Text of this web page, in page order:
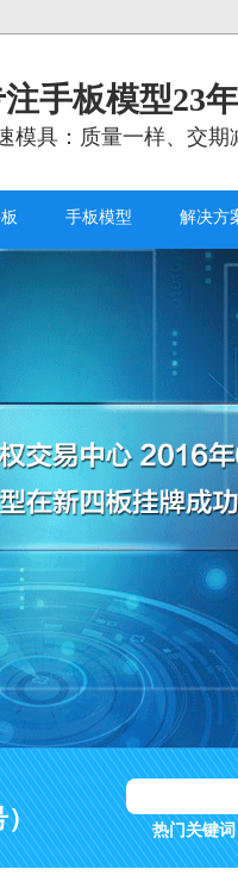
手板模型23年
模具：质量一样、交期
手板模型 解决方
） 热门关键